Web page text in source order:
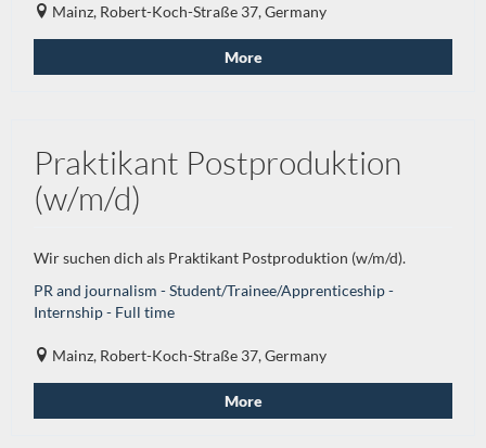
Mainz, Robert-Koch-Straße 37, Germany
More
Praktikant Postproduktion
(w/m/d)
Wir suchen dich als Praktikant Postproduktion (w/m/d).
PR and journalism - Student/Trainee/Apprenticeship -
Internship - Full time
Mainz, Robert-Koch-Straße 37, Germany
More